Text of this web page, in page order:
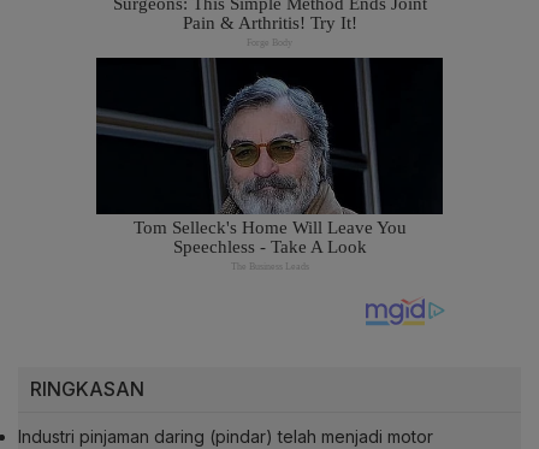
RINGKASAN
Industri pinjaman daring (pindar) telah menjadi motor